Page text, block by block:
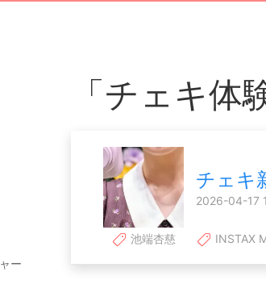
ー
「チェキ
チェキ
2026-04-17
池端杏慈 INSTAX